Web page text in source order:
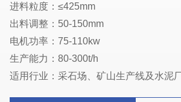
进料粒度：≤425mm
出料调整：50-150mm
电机功率：75-110kw
生产能力：80-300t/h
适用行业：采石场、矿山生产线及水泥